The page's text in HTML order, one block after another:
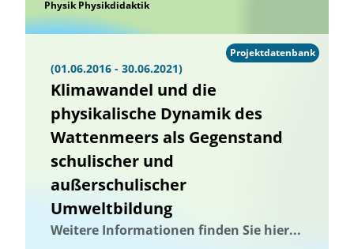
Physik Physikdidaktik
(01.06.2016 - 30.06.2021)
Klimawandel und die
physikalische Dynamik des
Wattenmeers als Gegenstand
schulischer und
außerschulischer
Umweltbildung
Weitere Informationen finden Sie hier...
Projektdatenbank